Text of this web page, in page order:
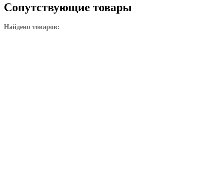
Сопутствующие товары
Найдено товаров: